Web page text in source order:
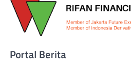
Portal Berita